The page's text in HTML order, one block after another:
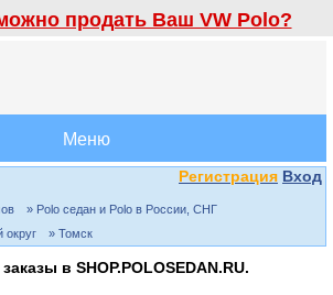
продать Ваш VW Polo?
Меню
Регистрация Вход
» Polo седан и Polo в России, СНГ
округ
» Томск
в SHOP.POLOSEDAN.RU.